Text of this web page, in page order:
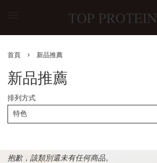
TOP PROTEIN
首頁 › 新品推薦
新品推薦
排列方式
抱歉，該類別還未有任何商品。